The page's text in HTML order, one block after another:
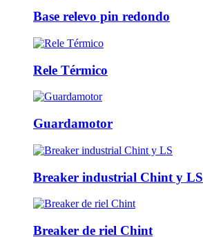
Base relevo pin redondo
Rele Térmico
Guardamotor
Breaker industrial Chint y LS
Breaker de riel Chint